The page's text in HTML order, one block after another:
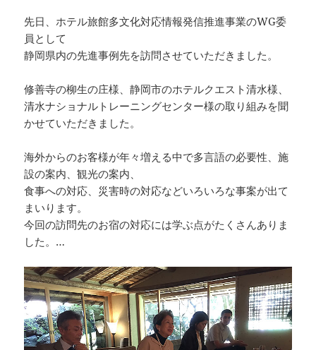
先日、ホテル旅館多文化対応情報発信推進事業のWG委
員として
静岡県内の先進事例先を訪問させていただきました。
修善寺の柳生の庄様、静岡市のホテルクエスト清水様、
清水ナショナルトレーニングセンター様の取り組みを聞
かせていただきました。
海外からのお客様が年々増える中で多言語の必要性、施
設の案内、観光の案内、
食事への対応、災害時の対応などいろいろな事案が出て
まいります。
今回の訪問先のお宿の対応には学ぶ点がたくさんありま
した。…